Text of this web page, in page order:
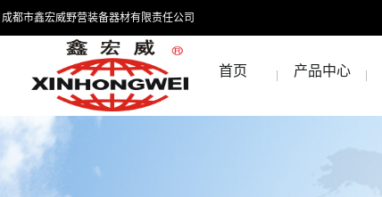
成都市鑫宏威野营装备器材有限责任公司
首页 产品中心